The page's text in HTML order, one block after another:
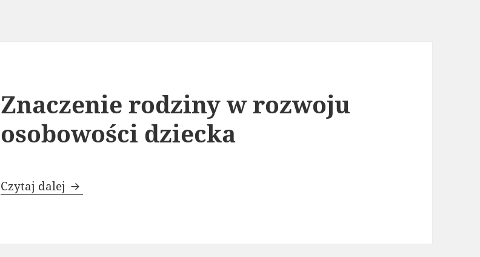
Znaczenie rodziny w rozwoju
osobowości dziecka
Czytaj dalej Znaczenie rodziny w rozwoju osobowości dziecka